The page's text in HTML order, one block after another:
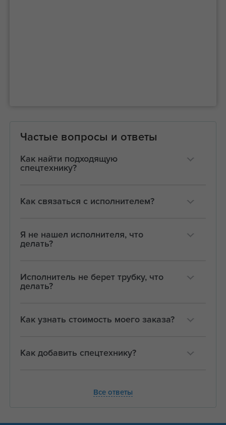
Частые вопросы и ответы
Как найти подходящую
спецтехнику?
Как связаться с исполнителем?
Я не нашел исполнителя, что
делать?
Исполнитель не берет трубку, что
делать?
Как узнать стоимость моего заказа?
Как добавить спецтехнику?
Все ответы